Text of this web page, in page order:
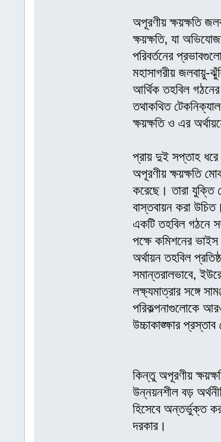
অপূরণীয় ক্ষয়ক্ষতি
ক্ষয়ক্ষতি, যা
পরিবর্তনের
মহাসাগরীয় জলবায়ু-
আর্থিক তহবিল
তথাকথিত
ক্ষয়ক্ষতি ও এর
প্রায় দুই সপ্তাহ ধরে
অপূরণীয় ক্ষয়ক্ষতি
করেছে। তারা যুক্তি
বাস্তবায়ন করা
একটি তহবিল গঠনে
পক্ষে কমিশনের ভাইস
অর্থায়ন তহবিল
সমান্তরালভাবে,
লক্ষ্যমাত্রার সঙ্গে
পরিকল্পনাগুলোকে
উচ্চাকাঙ্ক্ষার
কিন্তু অপূরণীয়
উন্নয়নশীল বড়
হিসেবে অন্তর্ভুক্ত
দরকার।